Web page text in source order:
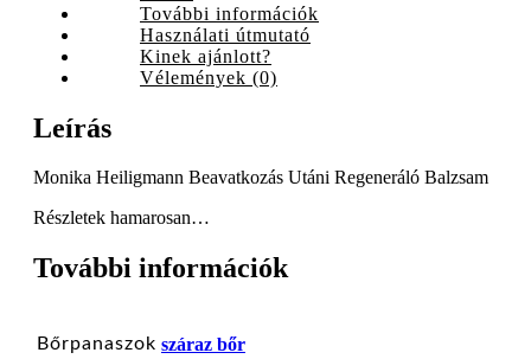
quantity
További információk
Használati útmutató
Kinek ajánlott?
Vélemények (0)
Leírás
Monika Heiligmann Beavatkozás Utáni Regeneráló Balzsam
Részletek hamarosan…
További információk
Bőrpanaszok száraz bőr